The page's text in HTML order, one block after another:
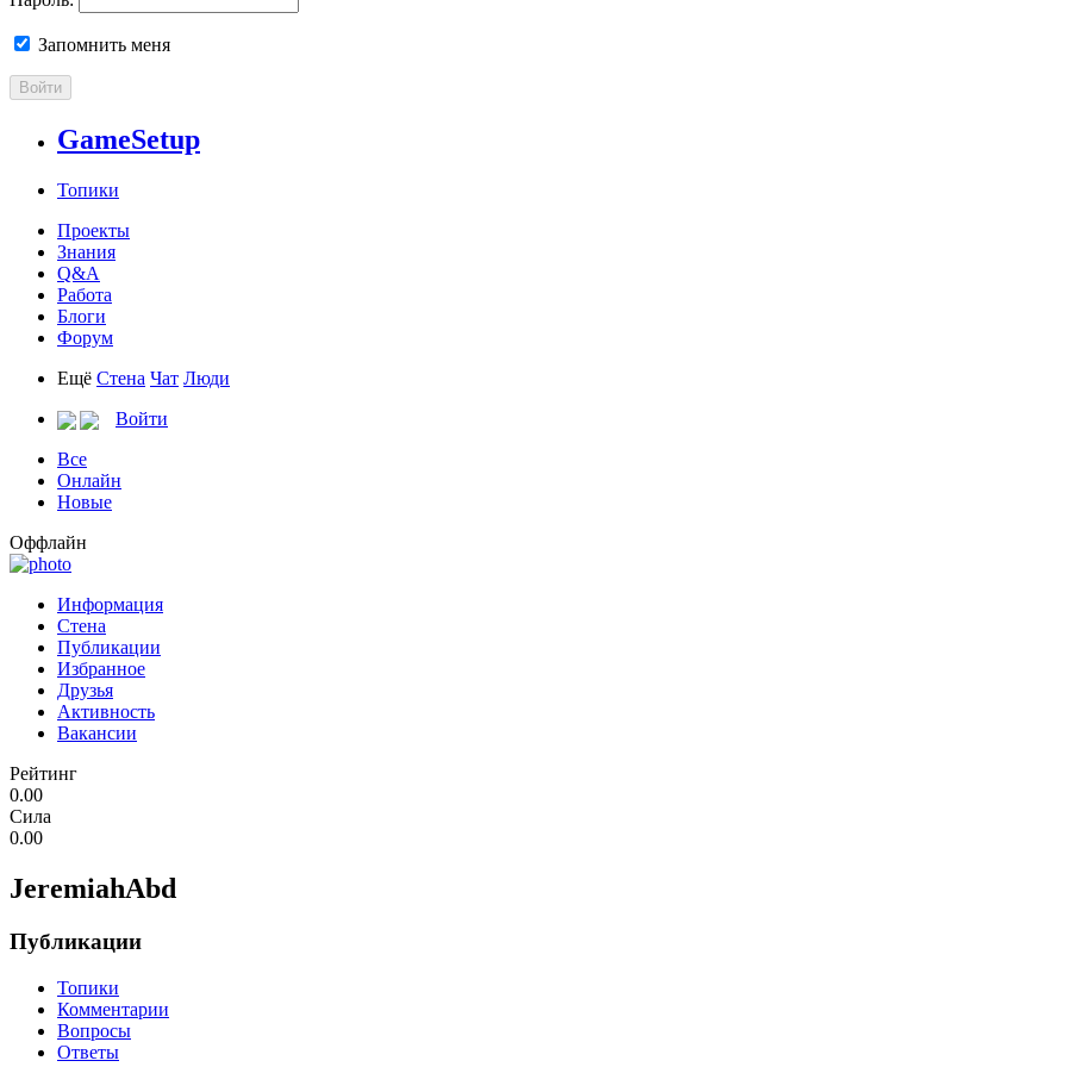
Запомнить меня
Войти
GameSetup
Топики
Проекты
Знания
Q&A
Работа
Блоги
Форум
Ещё Стена Чат Люди
Войти
Все
Онлайн
Новые
Оффлайн
Информация
Стена
Публикации
Избранное
Друзья
Активность
Вакансии
Рейтинг
0.00
Сила
0.00
JeremiahAbd
Публикации
Топики
Комментарии
Вопросы
Ответы